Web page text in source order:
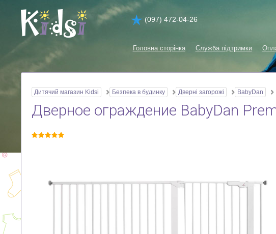
(097) 472-04-26
Головна сторінка Служба підтримки
Дитячий магазин Kidsi Безпека в будинку Дверні загорожі BabyDan
Дверное ограждение BabyDan